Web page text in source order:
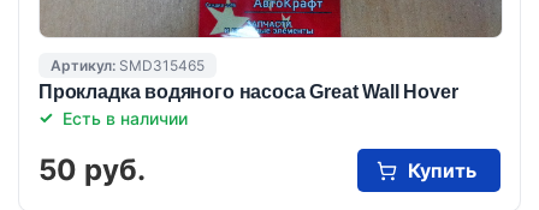
Артикул: SMD315465
Прокладка водяного насоса Great Wall Hover
Есть в наличии
50 руб. Купить